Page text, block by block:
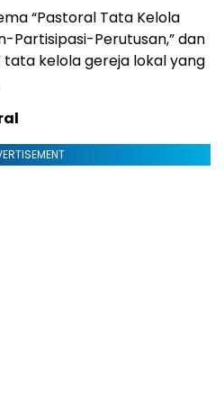
“Pastoral Tata Kelola
Partisipasi-Perutusan,” dan
kelola gereja lokal yang